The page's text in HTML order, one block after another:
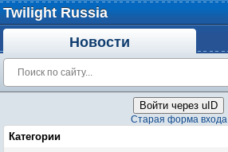
Twilight Russia
Новости
Войти через uID
Старая форма входа
Категории